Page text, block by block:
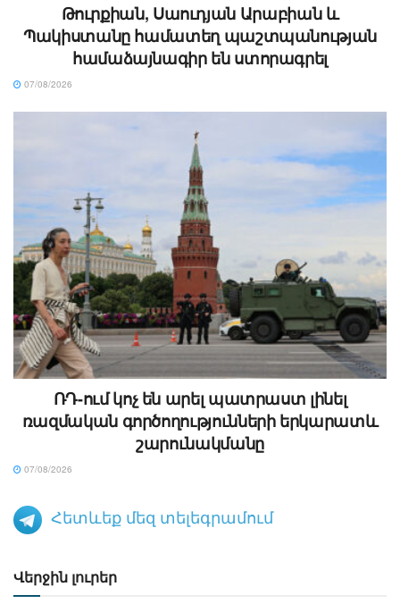
Թուրքիան, Սաուդյան Արաբիան և
Պակիստանը համատեղ պաշտպանության
համաձայնագիր են ստորագրել
07/08/2026
ՌԴ-ում կոչ են արել պատրաստ լինել
ռազմական գործողությունների երկարատև
շարունակմանը
07/08/2026
Հետևեք մեզ տելեգրամում
Վերջին լուրեր